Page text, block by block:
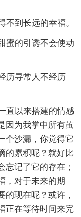
不到长远的幸福。
蜜的引诱不会使动
历寻常人不经历
直以来搭建的情感
因为我掌中所有茧
个沙漏，你觉得它
的累积呢？就好比
忘记了它的存在；
，对于未来的期
的现在呢？或许，
正在等待时间来完